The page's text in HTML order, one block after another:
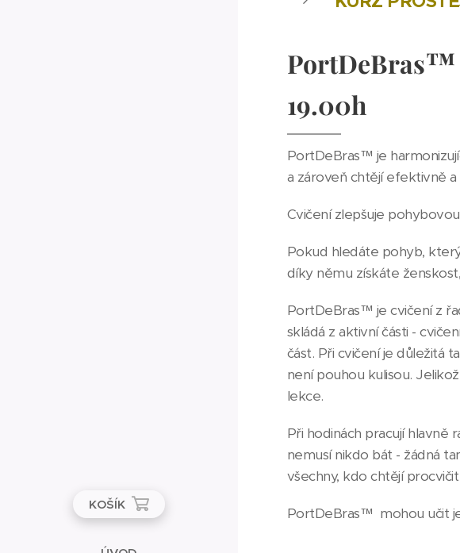
KOŠÍK
PortDeBras™
19.00h
PortDeBras™ je
a zároveň chtějí efektivně
Cvičení zlepšuje
Pokud hledáte pohyb,
díky němu získáte
PortDeBras™ je cvičení z
skládá z aktivní části -
část. Při cvičení je důležitá
není pouhou kulisou.
lekce.
Při hodinách pracují hlavně
nemusí nikdo bát - žádná
všechny, kdo chtějí
PortDeBras™ mohou učit